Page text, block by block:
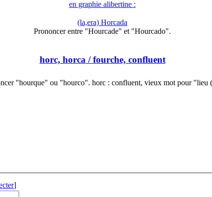
en graphie alibertine :
(la,era) Horcada
Prononcer entre "Hourcade" et "Hourcado".
horc, horca / fourche, confluent
"hourque" ou "hourco". horc : confluent, vieux mot pour
]